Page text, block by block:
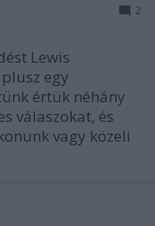
2
Lewis
egy
értük néhány
válaszokat, és
vagy közeli